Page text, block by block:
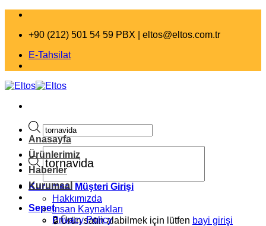
İçeriğe
+90 (212) 501 54 59 PBX | eltos@eltos.com.tr
E-Tahsilat
Products
search
Products
search
Kurumsal Müşteri Girişi
Sepet
🔒 Ürün satın alabilmek için lütfen bayi girişi
Anasayfa
Ürünlerimiz
Haberler
Kurumsal
Hakkımızda
İnsan Kaynakları
Privacy Policy